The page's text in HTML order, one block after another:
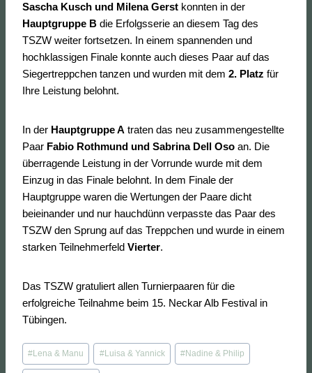
Sascha Kusch und Milena Gerst konnten in der
Hauptgruppe B die Erfolgsserie an diesem Tag des
TSZW weiter fortsetzen. In einem spannenden und
hochklassigen Finale konnte auch dieses Paar auf das
Siegertreppchen tanzen und wurden mit dem 2. Platz für
Ihre Leistung belohnt.
In der Hauptgruppe A traten das neu zusammengestellte
Paar Fabio Rothmund und Sabrina Dell Oso an. Die
überragende Leistung in der Vorrunde wurde mit dem
Einzug in das Finale belohnt. In dem Finale der
Hauptgruppe waren die Wertungen der Paare dicht
beieinander und nur hauchdünn verpasste das Paar des
TSZW den Sprung auf das Treppchen und wurde in einem
starken Teilnehmerfeld Vierter.
Das TSZW gratuliert allen Turnierpaaren für die
erfolgreiche Teilnahme beim 15. Neckar Alb Festival in
Tübingen.
Schlagworte:
#Lena & Manu #Luisa & Yannick #Nadine & Philip